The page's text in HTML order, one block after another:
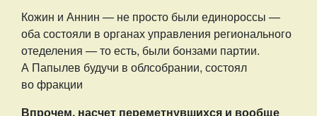
Кожин и Аннин — не просто были единороссы —
оба состояли в органах управления регионального
отеделения — то есть, были бонзами партии.
А Папылев будучи в облсобрании, состоял
во фракции
Впрочем, насчет переметнувшихся и вообще